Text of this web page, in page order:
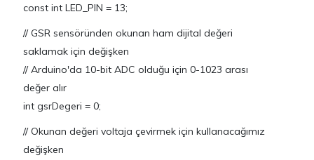
const int LED_PIN = 13;
// GSR sensöründen okunan ham dijital değeri
saklamak için değişken
// Arduino'da 10-bit ADC olduğu için 0-1023 arası
değer alır
int gsrDegeri = 0;
// Okunan değeri voltaja çevirmek için kullanacağımız
değişken